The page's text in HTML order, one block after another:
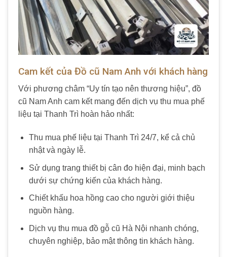
Cam kết của Đồ cũ Nam Anh với khách hàng
Với phương châm “Uy tín tạo nên thương hiệu”, đồ
cũ Nam Anh cam kết mang đến dịch vụ thu mua phế
liệu tại Thanh Trì hoàn hảo nhất:
Thu mua phế liệu tại Thanh Trì 24/7, kể cả chủ
nhật và ngày lễ.
Sử dụng trang thiết bị cân đo hiện đại, minh bạch
dưới sự chứng kiến của khách hàng.
Chiết khấu hoa hồng cao cho người giới thiệu
nguồn hàng.
Dịch vụ thu mua đồ gỗ cũ Hà Nội nhanh chóng,
chuyên nghiệp, bảo mật thông tin khách hàng.